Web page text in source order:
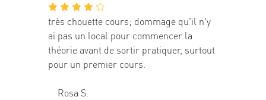
très chouette cours; dommage qu'il n'y
ai pas un local pour commencer la
théorie avant de sortir pratiquer, surtout
pour un premier cours.
Rosa S.